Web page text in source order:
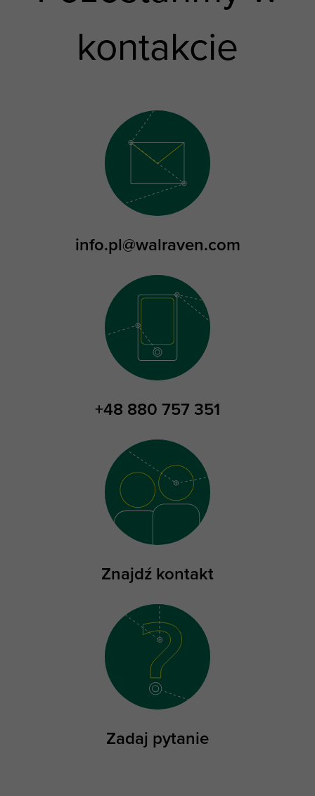
kontakcie
info.pl@walraven.com
+48 880 757 351
Znajdź kontakt
Zadaj pytanie